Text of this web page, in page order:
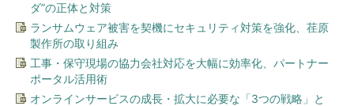
ダ”の正体と対策
ランサムウェア被害を契機にセキュリティ対策を強化、荏原
製作所の取り組み
工事・保守現場の協力会社対応を大幅に効率化、パートナー
ポータル活用術
オンラインサービスの成長・拡大に必要な「3つの戦略」と